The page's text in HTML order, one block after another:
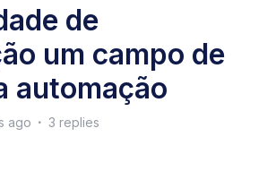
de
um campo de
automação
ago 3 replies